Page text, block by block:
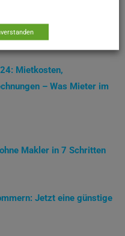
Mietkosten,
– Was Mieter im
Makler in 7 Schritten
Jetzt eine günstige